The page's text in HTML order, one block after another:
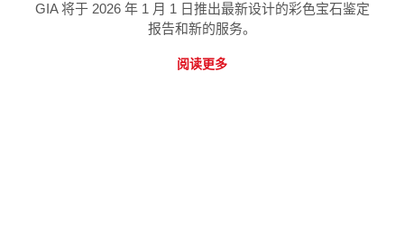
GIA 将于 2026 年 1 月 1 日推出最新设计的彩色宝石鉴定
报告和新的服务。
阅读更多